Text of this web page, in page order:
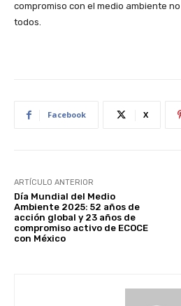
compromiso con el medio ambiente
todos.
Facebook X
ARTÍCULO ANTERIOR
Día Mundial del Medio
Ambiente 2025: 52 años de
acción global y 23 años de
compromiso activo de ECOCE
con México